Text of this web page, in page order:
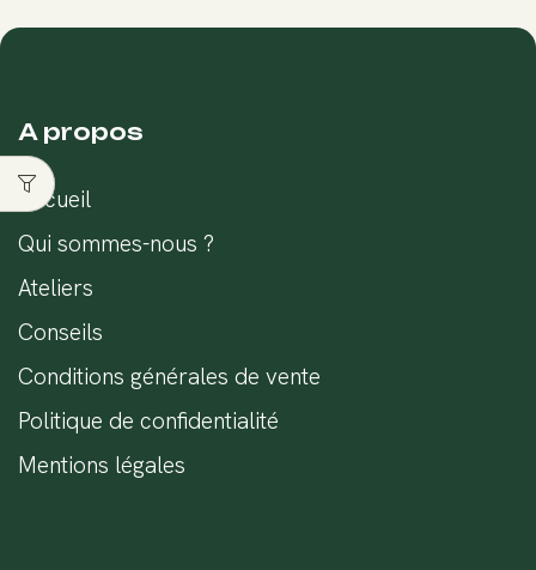
A propos
Accueil
Qui sommes-nous ?
Ateliers
Conseils
Conditions générales de vente
Politique de confidentialité
Mentions légales